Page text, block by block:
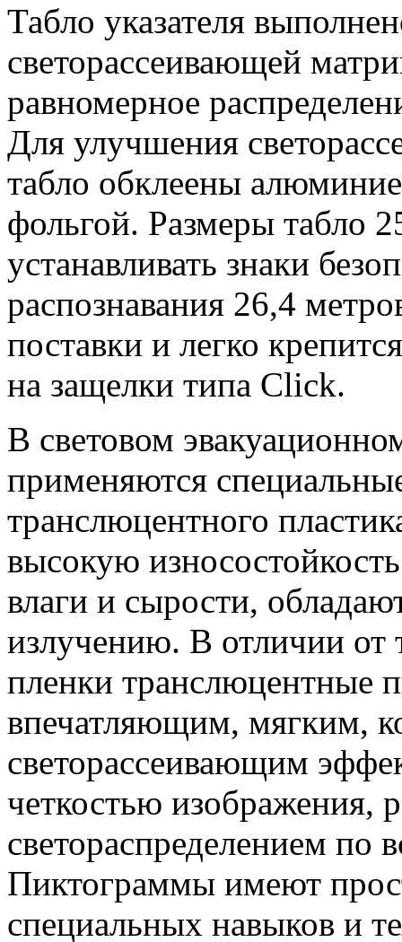
Табло указателя
светорассеивающей
равномерное
Для улучшения
табло обклеены
фольгой. Размеры табло
устанавливать знаки
распознавания 26,4
поставки и легко
на защелки типа Click.
В световом
применяются
транслюцентного
высокую
влаги и сырости,
излучению. В отличии от
пленки транслюцентные
впечатляющим, мягким,
светорассеивающим
четкостью изображения,
светораспределением по
Пиктограммы имеют
специальных навыков и